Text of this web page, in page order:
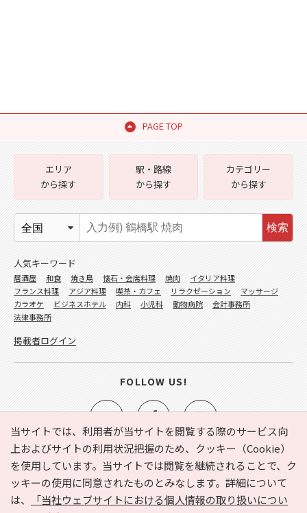
PAGE TOP
当サイトでは、利用者が当サイトを閲覧する際のサービス向
上およびサイトの利用状況把握のため、クッキー（Cookie）
を使用しています。当サイトでは閲覧を継続されることで、ク
ッキーの使用に同意されたものとみなします。詳細について
は、
「当社ウェブサイトにおける個人情報の取り扱いについ
e-NAVITA（イーナビタ）とは？ お気に入り
ヘルプ
利用規約
個人情報の取り扱いについて
運営会社
サイトマップ
広告掲載に関するお問い合わせ
エリア
から探す
駅・路線
から探す
カテゴリー
から探す
検索
人気キーワード
居酒屋 和食 焼き鳥 懐石・会席料理 焼肉
イタリア料理
フランス料理
アジア料理 喫茶・カフェ リラクゼーション
マッサージ
カラオケ
ビジネスホテル 内科 小児科 動物病院
会計事務所
法律事務所
掲載者ログイン
FOLLOW US!